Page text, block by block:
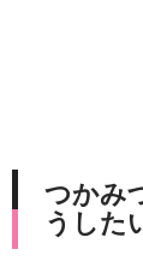
つかみ
うした